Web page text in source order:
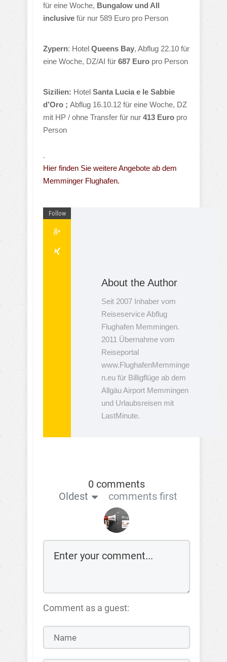
für eine Woche, Bungalow und All
inclusive für nur 589 Euro pro Person
Zypern: Hotel Queens Bay, Abflug 22.10 für
eine Woche, DZ/AI für 687 Euro pro Person
Sizilien: Hotel Santa Lucia e le Sabbie
d’Oro ; Abflug 16.10.12 für eine Woche, DZ
mit HP / ohne Transfer für nur 413 Euro pro
Person
.
Hier finden Sie weitere Angebote ab dem
Memminger Flughafen.
Follow
About the Author
Seit 2007 Inhaber vom
Reiseservice Abflug
Flughafen Memmingen.
2011 Übernahme vom
Reiseportal
www.FlughafenMemminge
n.eu für Billigflüge ab dem
Allgäu Airport Memmingen
und Urlaubsreisen mit
LastMinute.
0 comments
Oldest
comments first
Comment as a guest: